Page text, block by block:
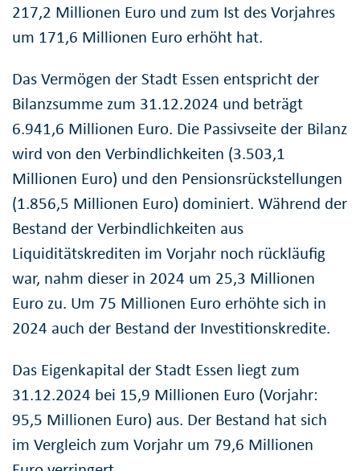
217,2 Millionen Euro und zum Ist des Vorjahres
um 171,6 Millionen Euro erhöht hat.
Das Vermögen der Stadt Essen entspricht der
Bilanzsumme zum 31.12.2024 und beträgt
6.941,6 Millionen Euro. Die Passivseite der Bilanz
wird von den Verbindlichkeiten (3.503,1
Millionen Euro) und den Pensionsrückstellungen
(1.856,5 Millionen Euro) dominiert. Während der
Bestand der Verbindlichkeiten aus
Liquiditätskrediten im Vorjahr noch rückläufig
war, nahm dieser in 2024 um 25,3 Millionen
Euro zu. Um 75 Millionen Euro erhöhte sich in
2024 auch der Bestand der Investitionskredite.
Das Eigenkapital der Stadt Essen liegt zum
31.12.2024 bei 15,9 Millionen Euro (Vorjahr:
95,5 Millionen Euro) aus. Der Bestand hat sich
im Vergleich zum Vorjahr um 79,6 Millionen